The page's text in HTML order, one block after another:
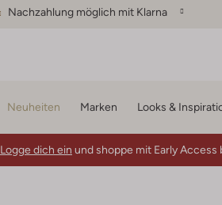
Nachzahlung möglich mit Klarna
Neuheiten Marken Looks &
Logge dich ein und shoppe mit Early Access